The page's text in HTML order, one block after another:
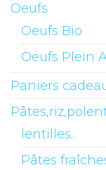
Oeufs
Oeufs Bio
Oeufs Plein
Paniers
lentilles..
Pâtes